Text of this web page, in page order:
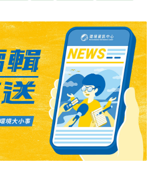
3群水牛，分布狀況為磺嘴山至少16
的牛隻最少數量，都增加到39隻。早在
就以牧場型態存在，供農民在農暇時寄
來台後，陽明山牧場再改由台北市農會
械取代水牛在農耕上的定位，沒被領回
山林裡形成野化族群。陽管處一再聲
山水牛的管理人，但面對牛隻大量死
站在防疫角度採檢調查。2020年12月21
析12隻死亡個體樣本後，初步檢驗結果
動